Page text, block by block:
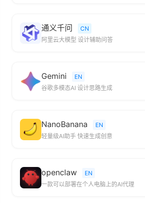
通义千问
CN
阿里云大模型 设计辅助问答
Gemini
EN
谷歌多模态AI 设计思路生成
NanoBanana
EN
轻量级AI助手 快速生成创意
openclaw
EN
一款可以部署在个人电脑上的AI代理